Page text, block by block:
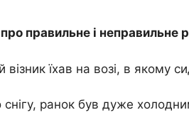
правильне і неправильне
їхав на возі, в якому
снігу, ранок був дуже